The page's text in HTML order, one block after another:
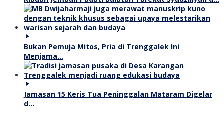
Bukan Pemuja Mitos, Pria di Trenggalek Ini
Menjama…
Jamasan 15 Keris Tua Peninggalan Mataram Digelar
d…